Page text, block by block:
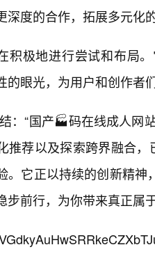
深度的合作，拓展多元化
积极地进行尝试和布局
的眼光，为用户和创作者
：“国产🏭码在线成人网
推荐以及探索跨界融合
。它正以持续的创新精
步前行，为你带来真正属